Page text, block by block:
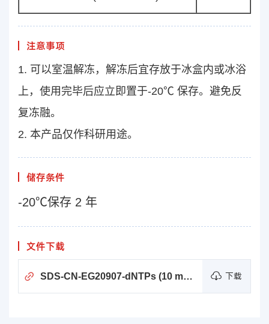
注意事项
1. 可以室温解冻，解冻后宜存放于冰盒内或冰浴
上，使用完毕后应立即置于-20℃ 保存。避免反
复冻融。
2. 本产品仅作科研用途。
储存条件
-20℃保存 2 年
文件下载
下载
SDS-CN-EG20907-dNTPs (10 mM each)